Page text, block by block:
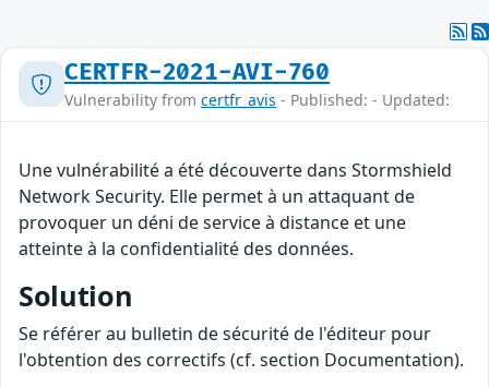
CERTFR-2021-AVI-760
Vulnerability from certfr_avis - Published: - Updated:
Une vulnérabilité a été découverte dans Stormshield
Network Security. Elle permet à un attaquant de
provoquer un déni de service à distance et une
atteinte à la confidentialité des données.
Solution
Se référer au bulletin de sécurité de l'éditeur pour
l'obtention des correctifs (cf. section Documentation).